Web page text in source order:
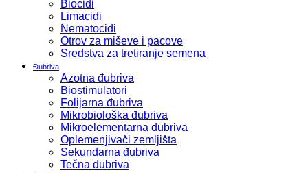
Biocidi
Limacidi
Nematocidi
Otrov za miševe i pacove
Sredstva za tretiranje semena
Đubriva
Azotna đubriva
Biostimulatori
Folijarna đubriva
Mikrobiološka đubriva
Mikroelementarna đubriva
Oplemenjivači zemljišta
Sekundarna đubriva
Tečna đubriva